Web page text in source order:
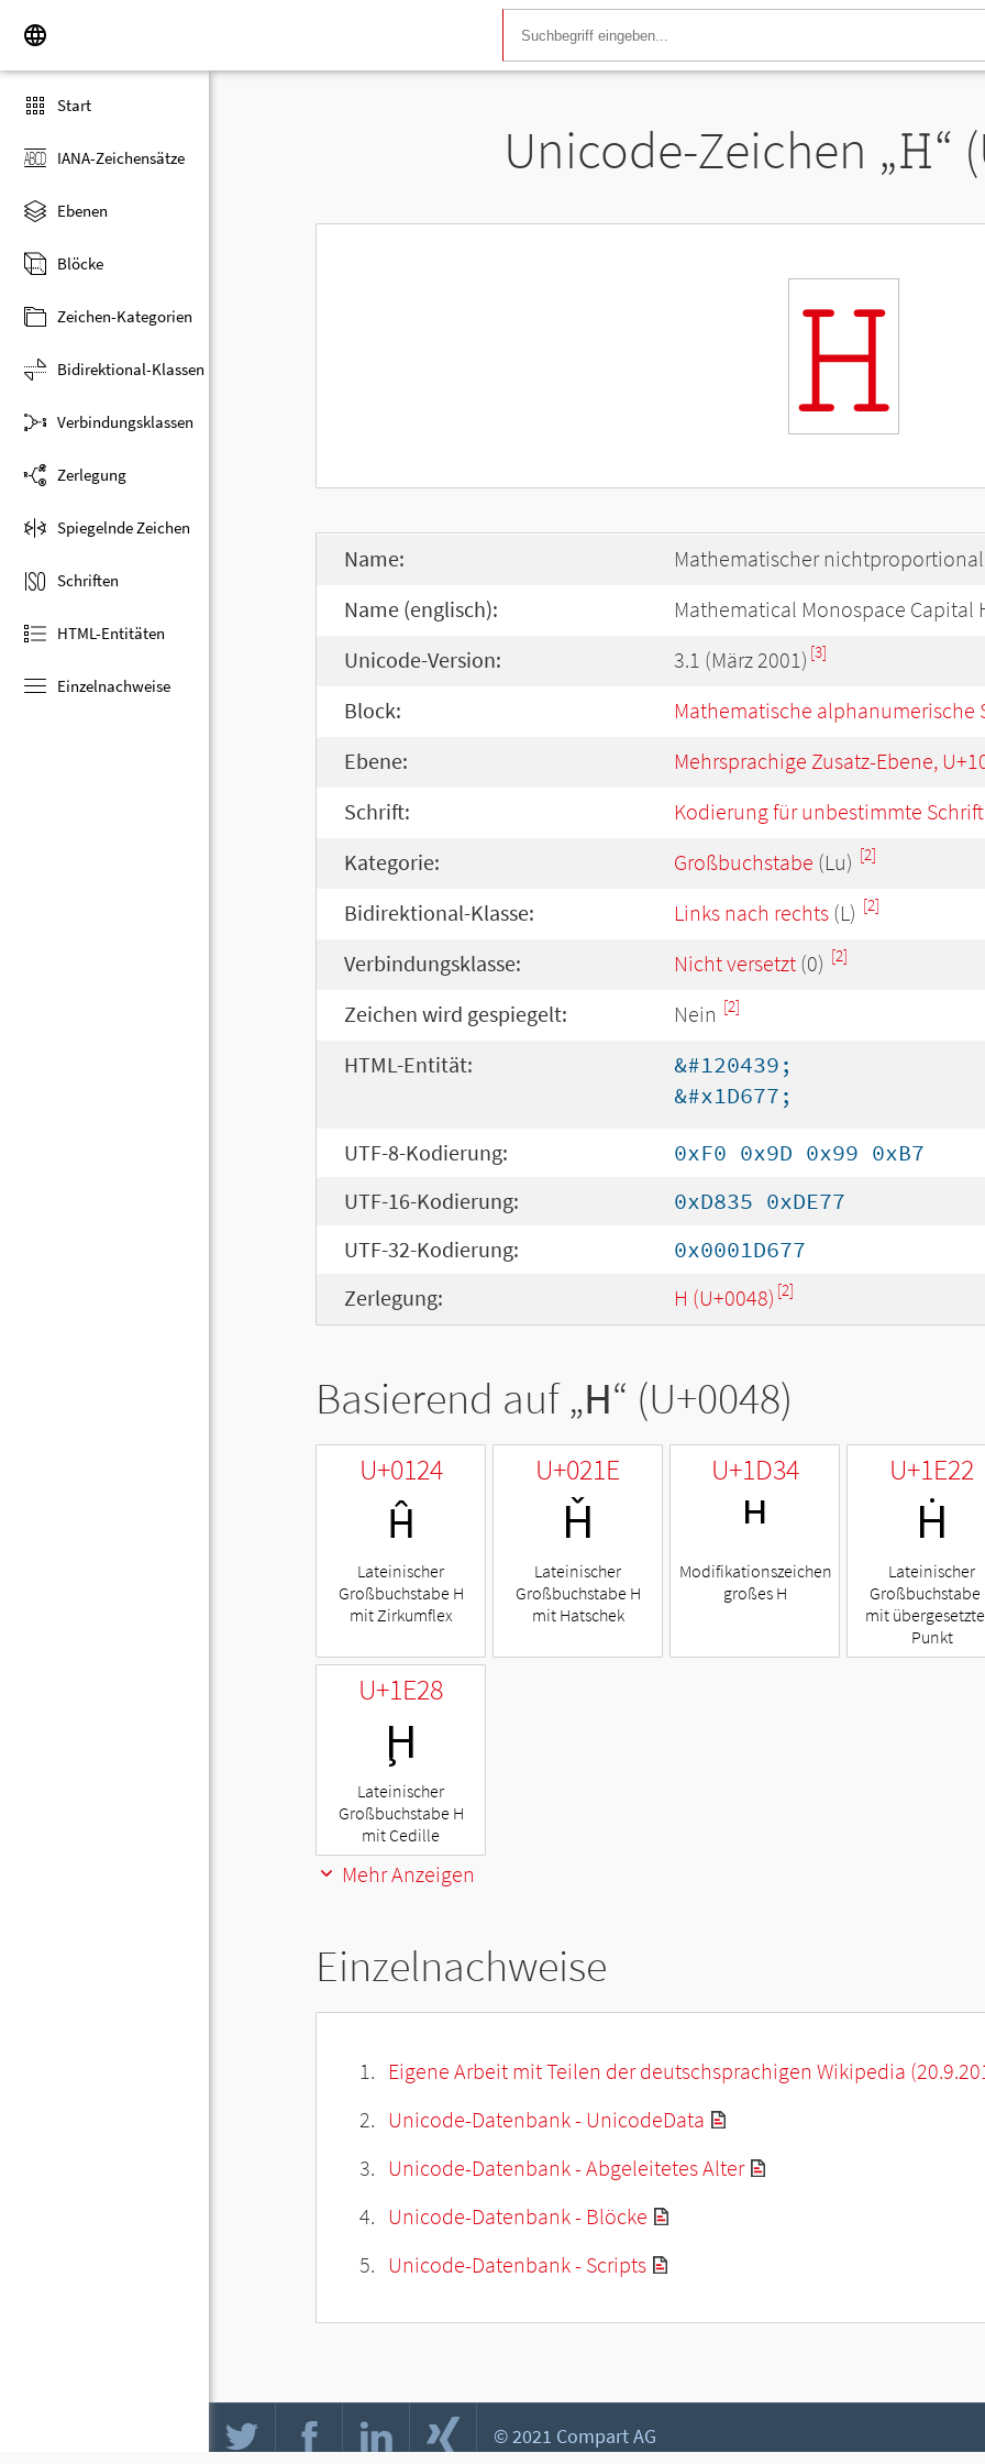
Start
IANA-Zeichensätze
Ebenen
Blöcke
Zeichen-Kategorien
Bidirektional-Klassen
Verbindungsklassen
Zerlegung
Spiegelnde Zeichen
Schriften
HTML-Entitäten
Einzelnachweise
Unicode-Zeichen „𝙷“
𝙷
Name: Mathematischer
Name (englisch): Mathematical Monospace Capital
Unicode-Version: 3.1 (März 2001) [3]
Block: Mathematische alphanumerische
Ebene: Mehrsprachige Zusatz-Ebene,
Schrift: Kodierung für unbestimmte Schrift
Kategorie: Großbuchstabe (Lu) [2]
Bidirektional-Klasse: Links nach rechts (L) [2]
Verbindungsklasse: Nicht versetzt (0) [2]
Zeichen wird gespiegelt: Nein [2]
HTML-Entität:
&#120439;
&#x1D677;
UTF-8-Kodierung:
0xF0 0x9D 0x99 0xB7
UTF-16-Kodierung:
0xD835 0xDE77
UTF-32-Kodierung:
0x0001D677
Zerlegung:
H (U+0048) [2]
Basierend auf „H“ (U+0048)
U+0124
Ĥ
Lateinischer
Großbuchstabe H
mit Zirkumflex
U+021E
Ȟ
Lateinischer
Großbuchstabe H
mit Hatschek
U+1D34
ᴴ
Modifikationszeichen
großes H
U+1E22
Ḣ
Lateinischer
Großbuchstabe
mit
Punkt
U+1E28
Ḩ
Lateinischer
Großbuchstabe H
mit Cedille
Mehr Anzeigen
Einzelnachweise
Eigene Arbeit mit Teilen der deutschsprachigen Wikipedia
Unicode-Datenbank - UnicodeData
Unicode-Datenbank - Abgeleitetes Alter
Unicode-Datenbank - Blöcke
Unicode-Datenbank - Scripts
© 2021 Compart AG